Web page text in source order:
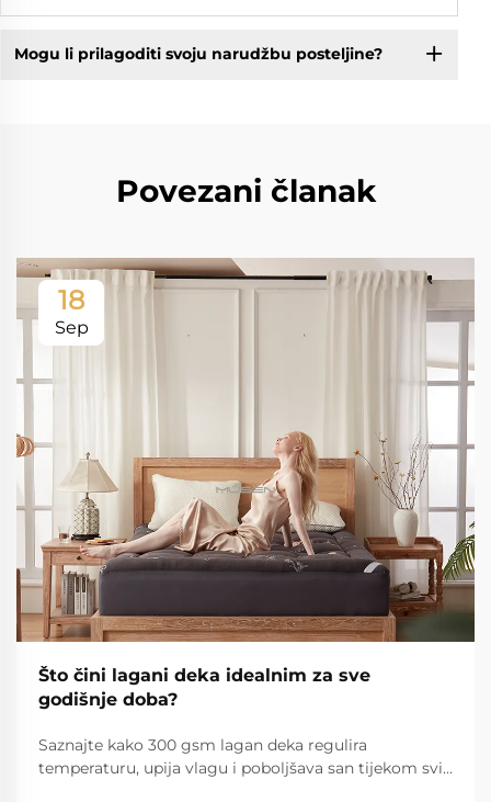
Mogu li prilagoditi svoju narudžbu posteljine?
Povezani članak
18
Sep
Što čini lagani deka idealnim za sve
godišnje doba?
Saznajte kako 300 gsm lagan deka regulira
temperaturu, upija vlagu i poboljšava san tijekom svih